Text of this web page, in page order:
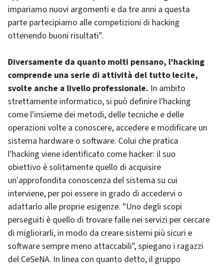
impariamo nuovi argomenti e da tre anni a questa
parte partecipiamo alle competizioni di hacking
ottenendo buoni risultati".
Diversamente da quanto molti pensano, l'hacking
comprende una serie di attività del tutto lecite,
svolte anche a livello professionale. In ambito
strettamente informatico, si può definire l'hacking
come l'insieme dei metodi, delle tecniche e delle
operazioni volte a conoscere, accedere e modificare un
sistema hardware o software. Colui che pratica
l'hacking viene identificato come hacker: il suo
obiettivo è solitamente quello di acquisire
un'approfondita conoscenza del sistema su cui
interviene, per poi essere in grado di accedervi o
adattarlo alle proprie esigenze. "Uno degli scopi
perseguiti è quello di trovare falle nei servizi per cercare
di migliorarli, in modo da creare sistemi più sicuri e
softwaresempre meno attaccabili", spiegano i ragazzi
del CeSeNA. In linea con quanto detto, il gruppo